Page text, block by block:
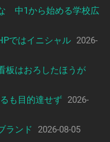
中1から始める学校広
ではイニシャル 2026-
板はおろしたほうが
も目的達せず
2026-
ランド
2026-08-05